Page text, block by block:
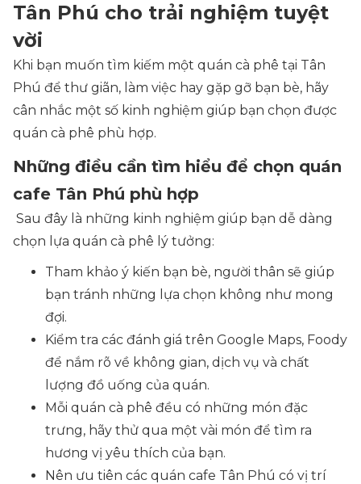
Tân Phú cho trải nghiệm tuyệt
vời
Khi bạn muốn tìm kiếm một quán cà phê tại Tân
Phú để thư giãn, làm việc hay gặp gỡ bạn bè, hãy
cân nhắc một số kinh nghiệm giúp bạn chọn được
quán cà phê phù hợp.
Những điều cần tìm hiểu để chọn quán
cafe Tân Phú phù hợp
Sau đây là những kinh nghiệm giúp bạn dễ dàng
chọn lựa quán cà phê lý tưởng:
Tham khảo ý kiến bạn bè, người thân sẽ giúp
bạn tránh những lựa chọn không như mong
đợi.
Kiểm tra các đánh giá trên Google Maps, Foody
để nắm rõ về không gian, dịch vụ và chất
lượng đồ uống của quán.
Mỗi quán cà phê đều có những món đặc
trưng, hãy thử qua một vài món để tìm ra
hương vị yêu thích của bạn.
Nên ưu tiên các quán cafe Tân Phú có vị trí